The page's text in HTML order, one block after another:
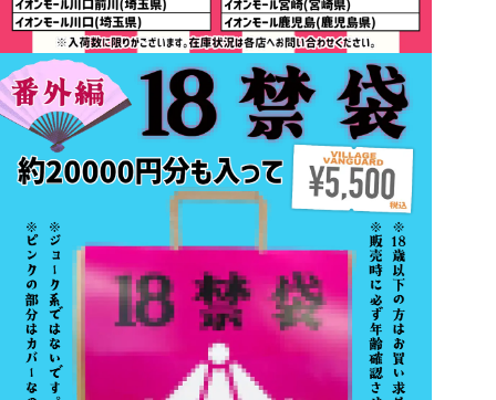
更新情報④ そのままお出かけ福袋
約11600円分入って¥3,850（税込）
取扱い店舗
ウィングベイ小樽（北海道）
イオンモール札幌平岡（北海道）
イオンモール秋田（秋田県）
イオンモール天童（山形県）
アピタ新潟西（新潟県）
イオンモール新発田（新潟県）
イオンモール新潟亀田インター（新潟県）
リバーサイド千秋（新潟県）
イオンモール高崎（群馬県）
スマーク伊勢崎（群馬県）